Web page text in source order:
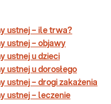
ustnej – ile trwa?
ustnej – objawy
ustnej u dzieci
ustnej u dorosłego
ustnej – drogi zakażenia
ustnej – leczenie